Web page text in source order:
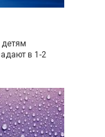
детям
в 1-2